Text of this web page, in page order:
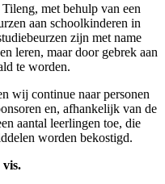
met behulp van een
aan schoolkinderen in
zijn met name
leren, maar door gebrek aan
te worden.
wij continue naar personen
en, afhankelijk van de
aantal leerlingen toe, die
worden bekostigd.
vis.